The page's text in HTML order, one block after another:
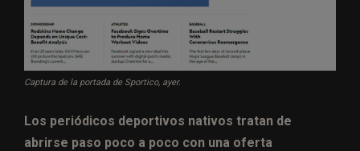
Captura de la portada de Sportico, ayer.
Los periódicos deportivos nativos tratan de
abrirse paso poco a poco con una oferta